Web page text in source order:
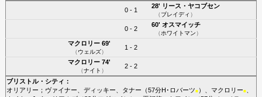
0 - 1
28' リース・ヤコブセン
（ブレイディ ）
0 - 2
60' オスマイッチ
（ホワイトマン）
マクロリー69'
（ウェルズ）
1 - 2
マクロリー74'
（ナイト ）
2 - 2
ブリストル・シティ ：
オリアリー ； ヴァイナー ディッキー タナー （57分H･ロバーツ■）、 マクロリー■、